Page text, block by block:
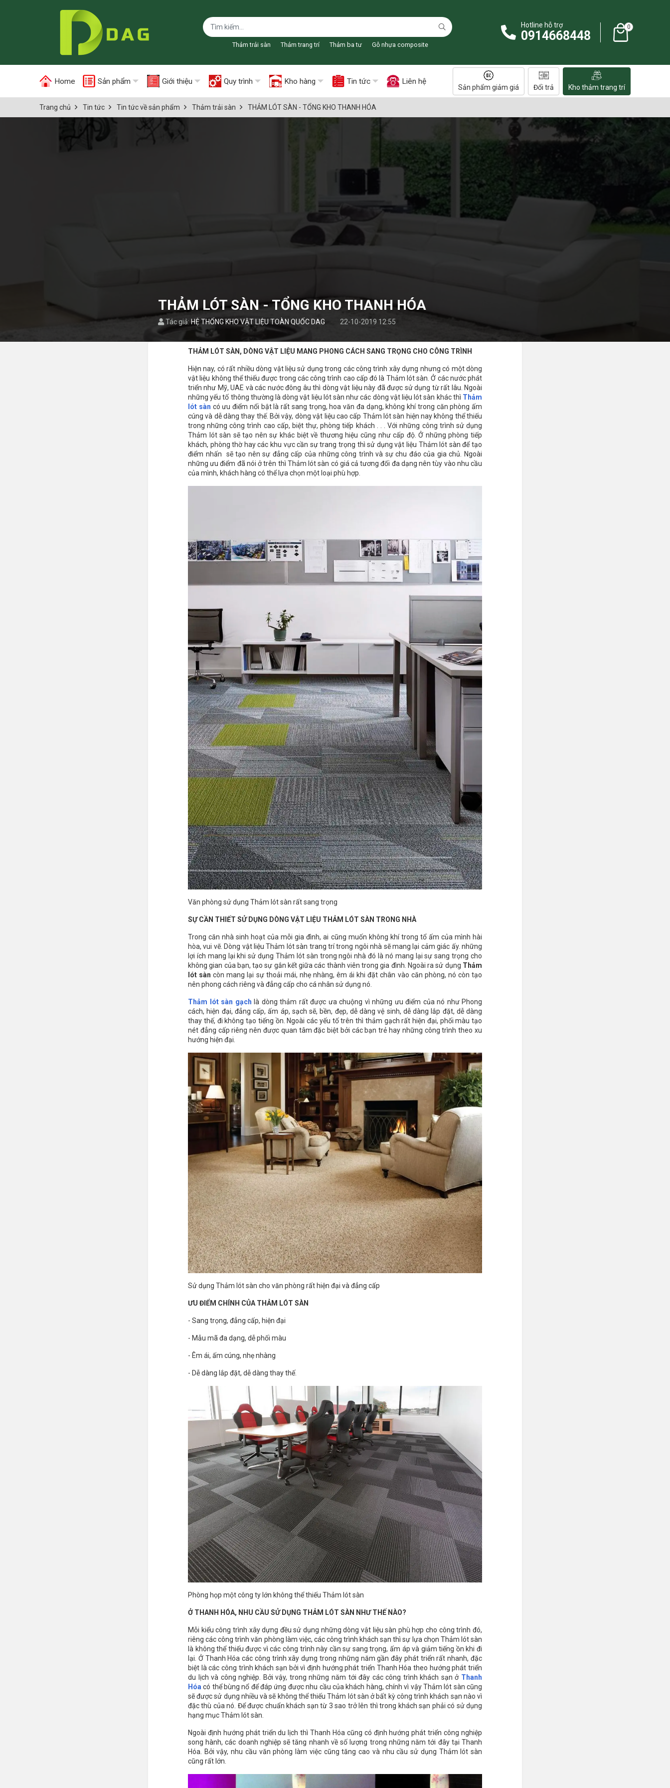
Thảm trải sàn Thảm trang trí Thảm ba tư Gỗ nhựa composite
Hotline hỗ trợ
0914668448
0
Home Sản phẩm Giới thiệu Quy trình Kho hàng Tin tức Liên hệ
Sản phẩm giảm giá Đổi trả Kho thảm trang trí
Trang chủ Tin tức Tin tức về sản phẩm Thảm trải sàn THẢM LÓT SÀN - TỔNG KHO THANH HÓA
THẢM LÓT SÀN - TỔNG KHO THANH HÓA
Tác giả:HỆ THỐNG KHO VẬT LIỆU TOÀN QUỐC DAG 22-10-2019 12:55
THẢM LÓT SÀN, DÒNG VẬT LIỆU MANG PHONG CÁCH SANG TRỌNG CHO CÔNG TRÌNH
Hiện nay, có rất nhiều dòng vật liệu sử dụng trong các công trình xây dựng nhưng có một dòng
vật liệu không thể thiếu được trong các công trình cao cấp đó là Thảm lót sàn. Ở các nước phát
triển như Mỹ, UAE và các nước đông âu thì dòng vật liệu này đã được sử dụng từ rất lâu. Ngoài
những yếu tố thông thường là dòng vật liệu lót sàn như các dòng vật liệu lót sàn khác thì Thảm
lót sàn có ưu điểm nổi bật là rất sang trọng, hoa văn đa dạng, không khí trong căn phòng ấm
cúng và dễ dàng thay thế. Bởi vậy, dòng vật liệu cao cấp Thảm lót sàn hiện nay không thể thiếu
trong những công trình cao cấp, biệt thự, phòng tiếp khách . . . Với những công trình sử dụng
Thảm lót sàn sẽ tạo nên sự khác biệt về thương hiệu cũng như cấp độ. Ở những phòng tiếp
khách, phòng thờ hay các khu vực cần sự trang trọng thì sử dụng vật liệu Thảm lót sàn để tạo
điểm nhấn sẽ tạo nên sự đẳng cấp của những công trình và sự chu đáo của gia chủ. Ngoài
những ưu điểm đã nói ở trên thì Thảm lót sàn có giá cả tương đối đa dạng nên tùy vào nhu cầu
của mình, khách hàng có thể lựa chọn một loại phù hợp.
Văn phòng sử dụng Thảm lót sàn rất sang trọng
SỰ CẦN THIẾT SỬ DỤNG DÒNG VẬT LIỆU THẢM LÓT SÀN TRONG NHÀ
Trong căn nhà sinh hoạt của mỗi gia đình, ai cũng muốn không khí trong tổ ấm của mình hài
hòa, vui vẽ. Dòng vật liệu Thảm lót sàn trang trí trong ngôi nhà sẽ mang lại cảm giác ấy. những
lợi ích mang lại khi sử dụng Thảm lót sàn trong ngôi nhà đó là nó mang lại sự sang trọng cho
không gian của bạn, tạo sự gắn kết giữa các thành viên trong gia đình. Ngoài ra sử dụng Thảm
lót sàn còn mang lại sự thoải mái, nhẹ nhàng, êm ái khi đặt chân vào căn phòng, nó còn tạo
nên phong cách riêng và đẳng cấp cho cá nhân sử dụng nó.
Thảm lót sàn gạch là dòng thảm rất được ưa chuộng vì những ưu điểm của nó như Phong
cách, hiện đại, đẳng cấp, ấm áp, sạch sẽ, bền, đẹp, dễ dàng vệ sinh, dễ dàng lắp đặt, dễ dàng
thay thế, đi không tạo tiếng ồn. Ngoài các yếu tố trên thì thảm gạch rất hiện đại, phối màu tạo
nét đẳng cấp riêng nên được quan tâm đặc biệt bởi các bạn trẻ hay những công trình theo xu
hướng hiện đại.
Sử dụng Thảm lót sàn cho văn phòng rất hiện đại và đẳng cấp
ƯU ĐIỂM CHÍNH CỦA THẢM LÓT SÀN
- Sang trọng, đẳng cấp, hiện đại
- Mẫu mã đa dạng, dễ phối màu
- Êm ái, ấm cúng, nhẹ nhàng
- Dễ dàng lắp đặt, dễ dàng thay thế.
Phòng họp một công ty lớn không thể thiếu Thảm lót sàn
Ở THANH HÓA, NHU CẦU SỬ DỤNG THẢM LÓT SÀN NHƯ THẾ NÀO?
Mỗi kiểu công trình xây dựng đều sử dụng những dòng vật liệu sàn phù hợp cho công trình đó,
riêng các công trình văn phòng làm việc, các công trình khách sạn thì sự lựa chọn Thảm lót sàn
là không thể thiếu được vì các công trình này cần sự sang trọng, ấm áp và giảm tiếng ồn khi đi
lại. Ở Thanh Hóa các công trình xây dựng trong những năm gần đây phát triển rất nhanh, đặc
biệt là các công trình khách sạn bởi vì định hướng phát triển Thanh Hóa theo hướng phát triển
du lịch và công nghiệp. Bởi vậy, trong những năm tới đây các công trình khách sạn ở Thanh
Hóa có thể bùng nổ để đáp ứng được nhu cầu của khách hàng, chính vì vậy Thảm lót sàn cũng
sẽ được sử dụng nhiều và sẽ không thể thiếu Thảm lót sàn ở bất kỳ công trình khách sạn nào vì
đặc thù của nó. Để được chuẩn khách sạn từ 3 sao trở lên thì trong khách sạn phải có sử dụng
hạng mục Thảm lót sàn.
Ngoài định hướng phát triển du lịch thì Thanh Hóa cũng có định hướng phát triển công nghiệp
song hành, các doanh nghiệp sẽ tăng nhanh về số lượng trong những năm tới đây tại Thanh
Hóa. Bởi vậy, nhu cầu văn phòng làm việc cũng tăng cao và nhu cầu sử dụng Thảm lót sàn
cũng rất lớn.